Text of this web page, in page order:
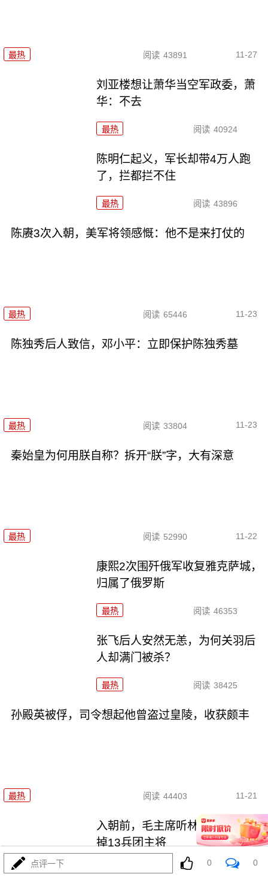
最热 阅读 43891 11-27
刘亚楼想让萧华当空军政委，萧
华：不去
最热 阅读 40924
陈明仁起义，军长却带4万人跑
了，拦都拦不住
最热 阅读 43896
陈赓3次入朝，美军将领感慨：他不是来打仗的
最热 阅读 65446 11-23
陈独秀后人致信，邓小平：立即保护陈独秀墓
最热 阅读 33804 11-23
秦始皇为何用朕自称？拆开“朕”字，大有深意
最热 阅读 52990 11-22
康熙2次围歼俄军收复雅克萨城，
归属了俄罗斯
最热 阅读 46353
张飞后人安然无恙，为何关羽后
人却满门被杀？
最热 阅读 38425
孙殿英被俘，司令想起他曾盗过皇陵，收获颇丰
最热 阅读 44403 11-21
入朝前，毛主席听林帅建议：换
掉13兵团主将
45655
点评一下 0 0